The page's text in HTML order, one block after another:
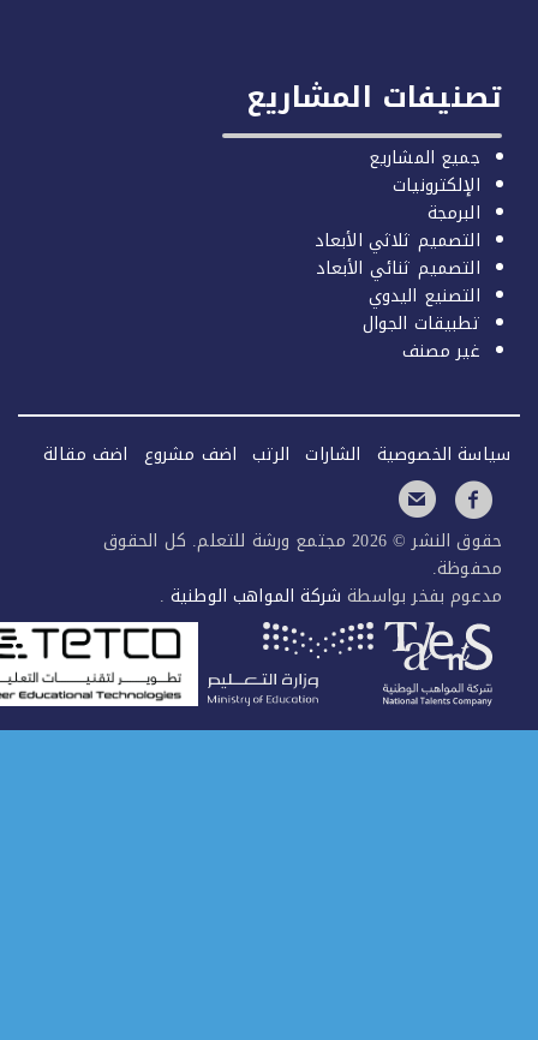
المشاريع
جميع المشاريع
الإلكترونيات
البرمجة
التصميم ثلاثي الأبعاد
التصميم ثنائي الأبعاد
التصنيع اليدوي
تطبيقات الجوال
غير مصنف
الخصوصية الشارات الرتب اضف مشروع اضف مقالة
حقوق النشر © 2026 مجتمع ورشة للتعلم. كل الحقوق
بفخر بواسطةشركة المواهب الوطنية.